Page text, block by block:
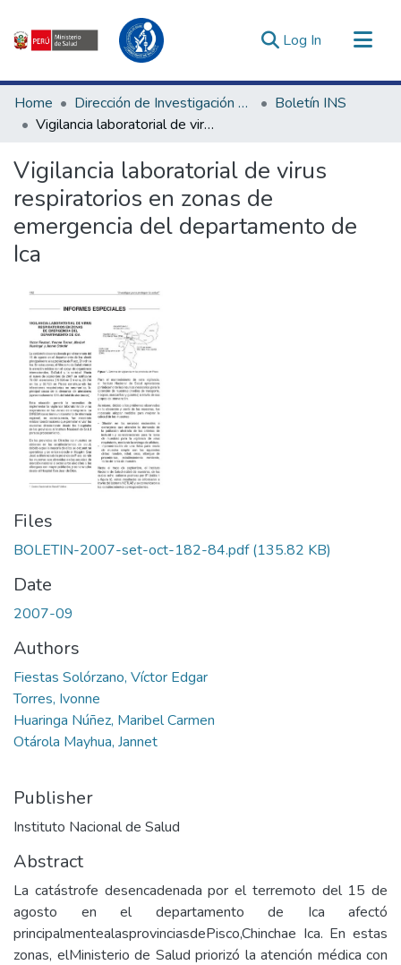
Log In (current)
Communities & Collections
All of DSpace
Estadísticas Externas
Enlaces de interés ▾
Home Dirección de Investigación e Innovación en Salud
Boletín INS
Vigilancia laboratorial de virus respiratorios en zonas de emergencia del departamento de Ica
Vigilancia laboratorial de virus
respiratorios en zonas de
emergencia del departamento de
Ica
Files
BOLETIN-2007-set-oct-182-84.pdf(135.82 KB)
Date
2007-09
Authors
Fiestas Solórzano, Víctor Edgar
Torres, Ivonne
Huaringa Núñez, Maribel Carmen
Otárola Mayhua, Jannet
Publisher
Instituto Nacional de Salud
Abstract
La catástrofe desencadenada por el terremoto del 15 de
agosto en el departamento de Ica afectó
principalmentealasprovinciasdePisco,Chinchae Ica. En estas
zonas, elMinisterio de Salud priorizó la atención médica con